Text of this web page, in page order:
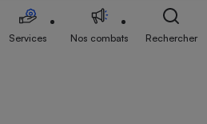
Services Nos combats Rechercher